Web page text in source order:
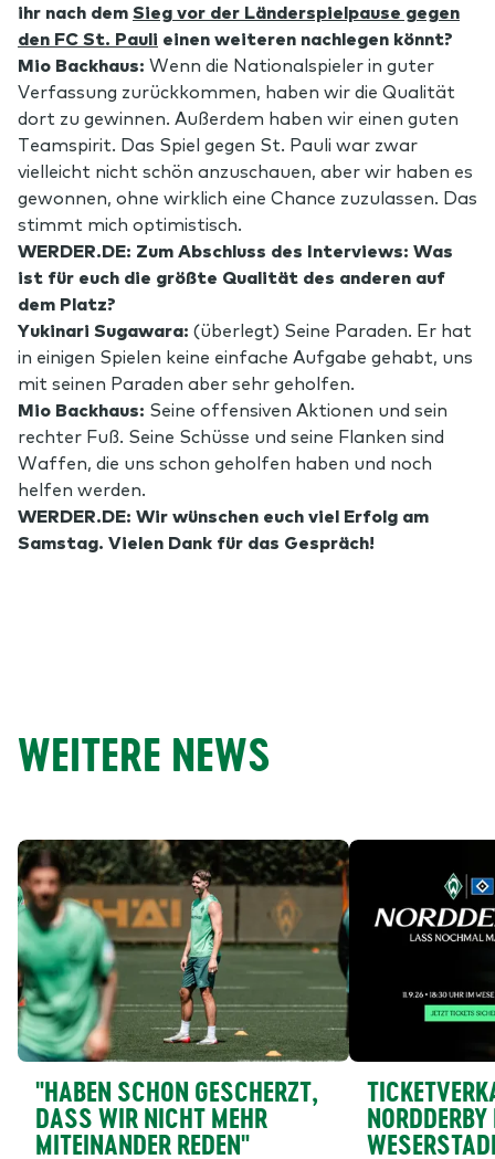
ihr nach demSieg vor der Länderspielpause gegen
den FC St. Pauli einen weiteren nachlegen könnt?
Mio Backhaus: Wenn die Nationalspieler in guter
Verfassung zurückkommen, haben wir die Qualität
dort zu gewinnen. Außerdem haben wir einen guten
Teamspirit. Das Spiel gegen St. Pauli war zwar
vielleicht nicht schön anzuschauen, aber wir haben es
gewonnen, ohne wirklich eine Chance zuzulassen. Das
stimmt mich optimistisch.
WERDER.DE: Zum Abschluss des Interviews: Was
ist für euch die größte Qualität des anderen auf
dem Platz?
Yukinari Sugawara: (überlegt) Seine Paraden. Er hat
in einigen Spielen keine einfache Aufgabe gehabt, uns
mit seinen Paraden aber sehr geholfen.
Mio Backhaus: Seine offensiven Aktionen und sein
rechter Fuß. Seine Schüsse und seine Flanken sind
Waffen, die uns schon geholfen haben und noch
helfen werden.
WERDER.DE: Wir wünschen euch viel Erfolg am
Samstag. Vielen Dank für das Gespräch!
WEITERE NEWS
"HABEN SCHON GESCHERZT,
DASS WIR NICHT MEHR
MITEINANDER REDEN"